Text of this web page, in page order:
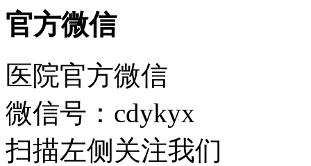
官方微信
医院官方微信
微信号：cdykyx
扫描左侧关注我们